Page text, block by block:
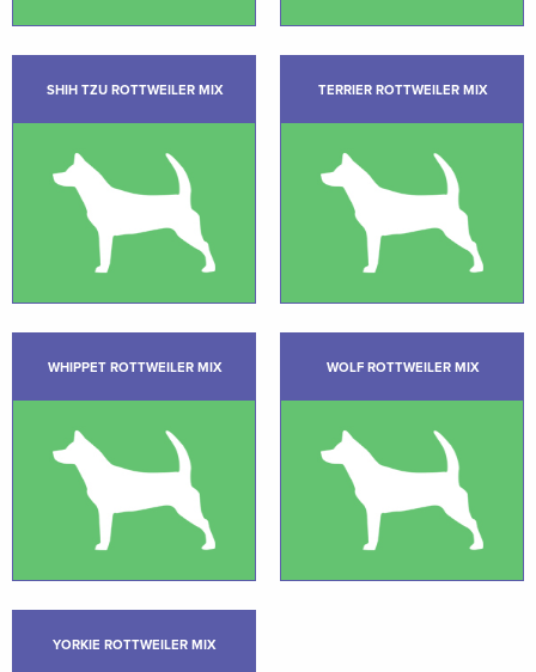
SHIH TZU ROTTWEILER MIX TERRIER ROTTWEILER MIX
WHIPPET ROTTWEILER MIX WOLF ROTTWEILER MIX
YORKIE ROTTWEILER MIX